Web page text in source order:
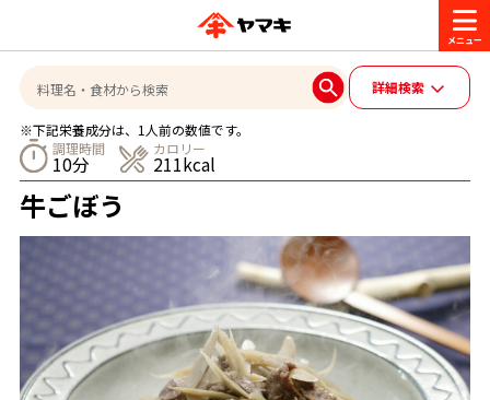
商品情報
ブランド一覧
ヤマキ『めんつゆ』 ヤマキ 割烹白だし
レシピ
おいしいレシピを探す
おいしいレシピトップ
主食レシピ
かつお節・だしを楽しむ
かつお節・だしを知る
だしの取り方
CM・キャンペーン
企業・採用情報
詳細検索
※下記栄養成分は、1人前の数値です。
調理時間
10分
カロリー
211kcal
牛ごぼう